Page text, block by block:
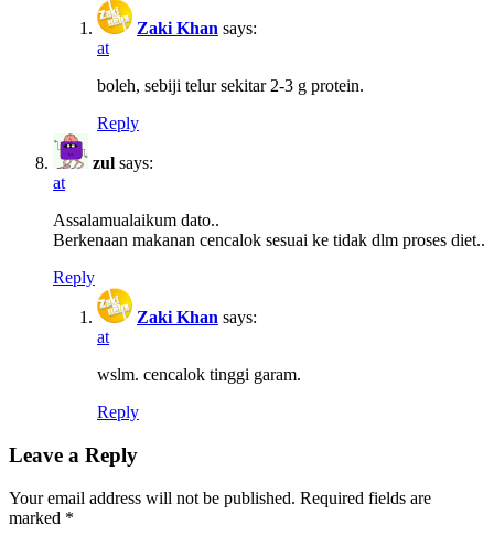
Zaki Khan says:
at
boleh, sebiji telur sekitar 2-3 g protein.
Reply
zul says:
at
Assalamualaikum dato..
Berkenaan makanan cencalok sesuai ke tidak dlm proses diet..
Reply
Zaki Khan says:
at
wslm. cencalok tinggi garam.
Reply
Leave a Reply
Your email address will not be published. Required fields are
marked *